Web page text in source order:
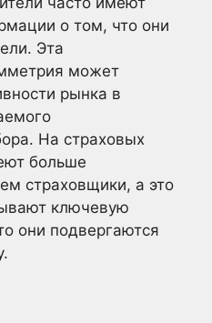
о том, что они
Эта
может
рынка в
На страховых
больше
страховщики, а это
ключевую
они подвергаются